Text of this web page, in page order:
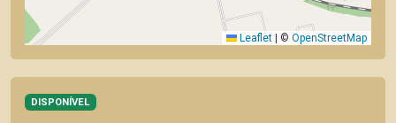
Leaflet © OpenStreetMap
DISPONÍVEL